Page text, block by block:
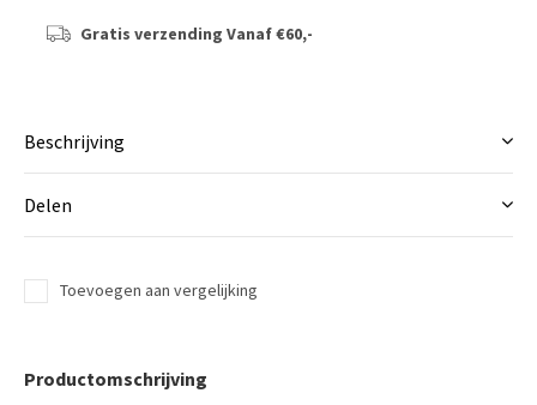
Gratis verzending Vanaf €60,-
Beschrijving
Delen
Toevoegen aan vergelijking
Productomschrijving